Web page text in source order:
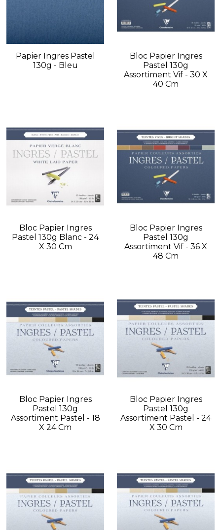
Papier Ingres Pastel
130g - Bleu
Bloc Papier Ingres
Pastel 130g
Assortiment Vif - 30 X
40 Cm
Bloc Papier Ingres
Pastel 130g Blanc - 24
X 30 Cm
Bloc Papier Ingres
Pastel 130g
Assortiment Vif - 36 X
48 Cm
Bloc Papier Ingres
Pastel 130g
Assortiment Pastel - 18
X 24 Cm
Bloc Papier Ingres
Pastel 130g
Assortiment Pastel - 24
X 30 Cm